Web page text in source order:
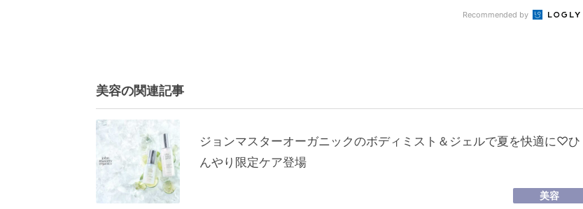
Recommended by
美容の関連記事
ジョンマスターオーガニックのボディミスト＆ジェルで夏を快適に♡ひ
んやり限定ケア登場
美容